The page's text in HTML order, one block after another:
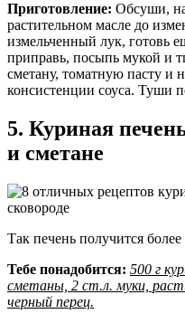
Приготовление: Обсуши,
растительном масле до
измельченный лук, готовь
приправь, посыпь мукой и
сметану, томатную пасту и
консистенции соуса. Туши
5. Куриная
и сметане
Так печень получится
Тебе понадобится: 500 г
сметаны, 2 ст.л. муки,
черный перец.